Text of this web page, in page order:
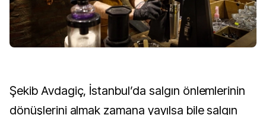
Şekib Avdagiç, İstanbul’da salgın önlemlerinin
dönüşlerini almak zamana yayılsa bile salgın